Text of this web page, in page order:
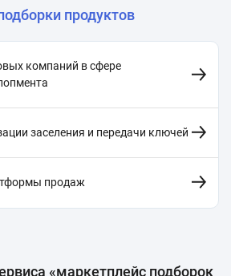
продуктов
компаний в сфере
заселения и передачи ключей
продаж
«маркетплейс подборок